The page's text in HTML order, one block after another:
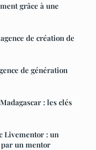
grâce à une
de création de
de génération
: les clés
Livementor : un
un mentor